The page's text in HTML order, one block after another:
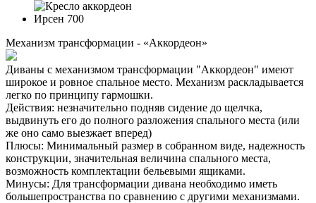
Механизм трансформации - «Аккордеон»
Диваны с механизмом трансформации "Аккордеон" имеют
широкое и ровное спальное место. Механизм раскладывается
легко по принципу гармошки.
Действия: незначительно подняв сидение до щелчка,
выдвинуть его до полного разложения спального места (или
же оно само выезжает вперед)
Плюсы: Минимальный размер в собранном виде, надежность
конструкции, значительная величина спального места,
возможность комплектации бельевыми ящиками.
Минусы: Для трансформации дивана необходимо иметь
большепространства по сравнению с другими механизмами.